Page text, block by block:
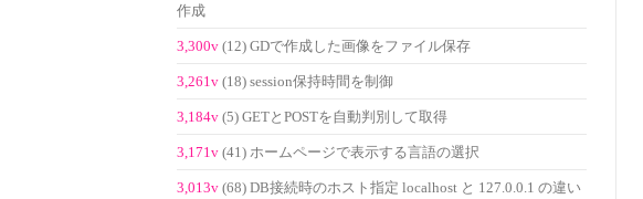
作成
3,300v (12) GDで作成した画像をファイル保存
3,261v (18) session保持時間を制御
3,184v (5) GETとPOSTを自動判別して取得
3,171v (41) ホームページで表示する言語の選択
3,013v (68) DB接続時のホスト指定 localhost と 127.0.0.1 の違い